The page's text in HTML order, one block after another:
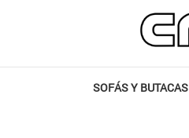
SOFÁS Y BUTACAS